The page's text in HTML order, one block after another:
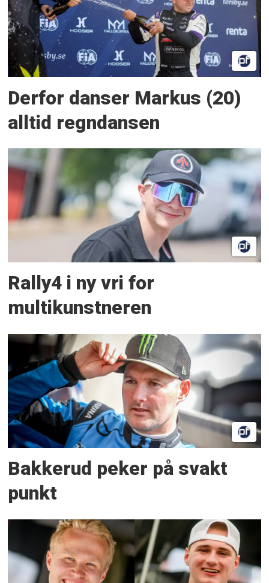
Derfor danser Markus (20)
alltid regndansen
Rally4 i ny vri for
multikunstneren
Bakkerud peker på svakt
punkt